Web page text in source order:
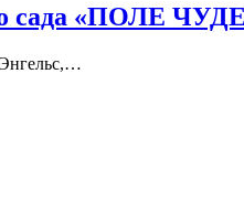
сада «ПОЛЕ